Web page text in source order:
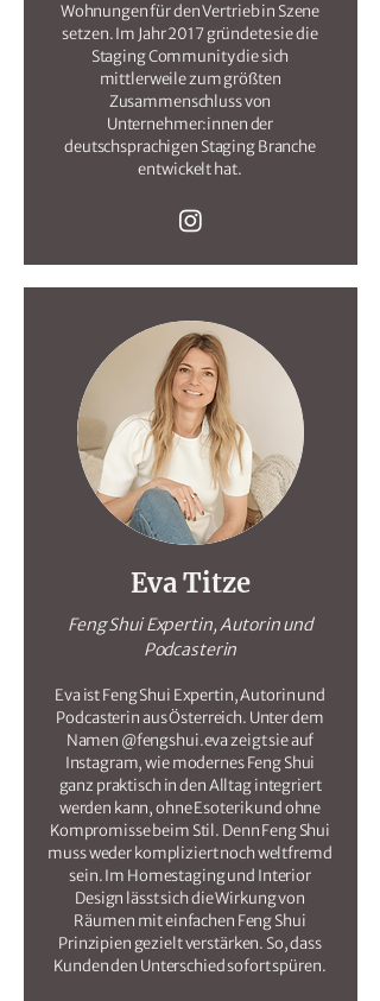
Wohnungen für den Vertrieb in Szene
setzen. Im Jahr 2017 gründete sie die
Staging Community die sich
mittlerweile zum größten
Zusammenschluss von
Unternehmer:innen der
deutschsprachigen Staging Branche
entwickelt hat.
Eva Titze
Feng Shui Expertin, Autorin und
Podcasterin
Eva ist Feng Shui Expertin, Autorin und
Podcasterin aus Österreich. Unter dem
Namen @fengshui.eva zeigt sie auf
Instagram, wie modernes Feng Shui
ganz praktisch in den Alltag integriert
werden kann, ohne Esoterik und ohne
Kompromisse beim Stil. Denn Feng Shui
muss weder kompliziert noch weltfremd
sein. Im Homestaging und Interior
Design lässt sich die Wirkung von
Räumen mit einfachen Feng Shui
Prinzipien gezielt verstärken. So, dass
Kunden den Unterschied sofort spüren.